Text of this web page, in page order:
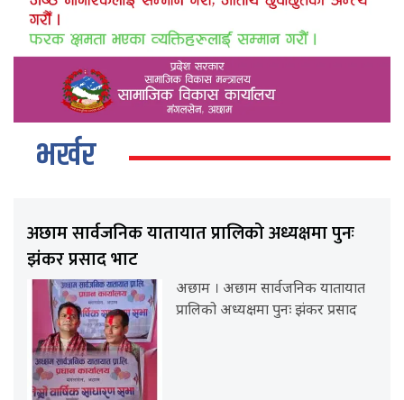
भर्खर
अछाम सार्वजनिक यातायात प्रालिको अध्यक्षमा पुनः
झंकर प्रसाद भाट
अछाम । अछाम सार्वजनिक यातायात
प्रालिको अध्यक्षमा पुनः झंकर प्रसाद